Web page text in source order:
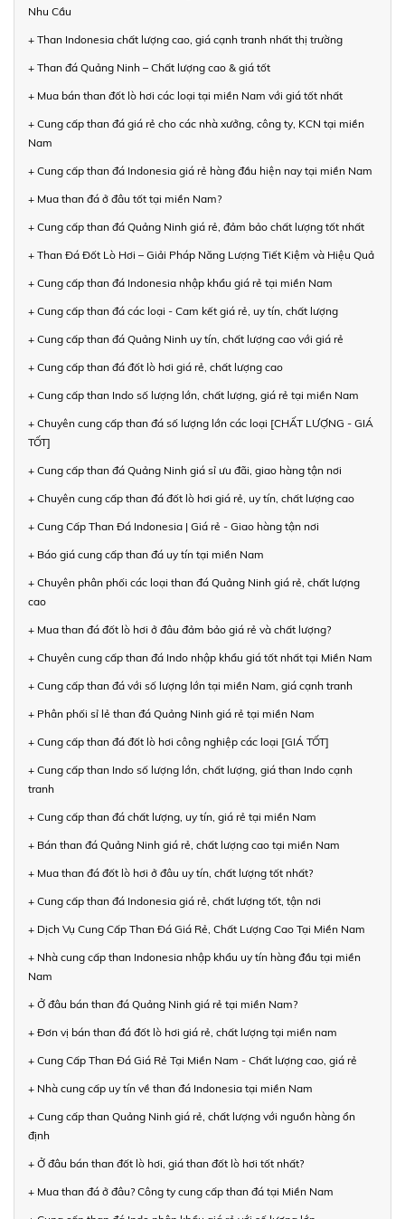
Nhu Cầu
+ Than Indonesia chất lượng cao, giá cạnh tranh nhất thị trường
+ Than đá Quảng Ninh – Chất lượng cao & giá tốt
+ Mua bán than đốt lò hơi các loại tại miền Nam với giá tốt nhất
+ Cung cấp than đá giá rẻ cho các nhà xưởng, công ty, KCN tại miền
Nam
+ Cung cấp than đá Indonesia giá rẻ hàng đầu hiện nay tại miền Nam
+ Mua than đá ở đâu tốt tại miền Nam?
+ Cung cấp than đá Quảng Ninh giá rẻ, đảm bảo chất lượng tốt nhất
+ Than Đá Đốt Lò Hơi – Giải Pháp Năng Lượng Tiết Kiệm và Hiệu Quả
+ Cung cấp than đá Indonesia nhập khẩu giá rẻ tại miền Nam
+ Cung cấp than đá các loại - Cam kết giá rẻ, uy tín, chất lượng
+ Cung cấp than đá Quảng Ninh uy tín, chất lượng cao với giá rẻ
+ Cung cấp than đá đốt lò hơi giá rẻ, chất lượng cao
+ Cung cấp than Indo số lượng lớn, chất lượng, giá rẻ tại miền Nam
+ Chuyên cung cấp than đá số lượng lớn các loại [CHẤT LƯỢNG - GIÁ
TỐT]
+ Cung cấp than đá Quảng Ninh giá sỉ ưu đãi, giao hàng tận nơi
+ Chuyên cung cấp than đá đốt lò hơi giá rẻ, uy tín, chất lượng cao
+ Cung Cấp Than Đá Indonesia | Giá rẻ - Giao hàng tận nơi
+ Báo giá cung cấp than đá uy tín tại miền Nam
+ Chuyên phân phối các loại than đá Quảng Ninh giá rẻ, chất lượng
cao
+ Mua than đá đốt lò hơi ở đâu đảm bảo giá rẻ và chất lượng?
+ Chuyên cung cấp than đá Indo nhập khẩu giá tốt nhất tại Miền Nam
+ Cung cấp than đá với số lượng lớn tại miền Nam, giá cạnh tranh
+ Phân phối sỉ lẻ than đá Quảng Ninh giá rẻ tại miền Nam
+ Cung cấp than đá đốt lò hơi công nghiệp các loại [GIÁ TỐT]
+ Cung cấp than Indo số lượng lớn, chất lượng, giá than Indo cạnh
tranh
+ Cung cấp than đá chất lượng, uy tín, giá rẻ tại miền Nam
+ Bán than đá Quảng Ninh giá rẻ, chất lượng cao tại miền Nam
+ Mua than đá đốt lò hơi ở đâu uy tín, chất lượng tốt nhất?
+ Cung cấp than đá Indonesia giá rẻ, chất lượng tốt, tận nơi
+ Dịch Vụ Cung Cấp Than Đá Giá Rẻ, Chất Lượng Cao Tại Miền Nam
+ Nhà cung cấp than Indonesia nhập khẩu uy tín hàng đầu tại miền
Nam
+ Ở đâu bán than đá Quảng Ninh giá rẻ tại miền Nam?
+ Đơn vị bán than đá đốt lò hơi giá rẻ, chất lượng tại miền nam
+ Cung Cấp Than Đá Giá Rẻ Tại Miền Nam - Chất lượng cao, giá rẻ
+ Nhà cung cấp uy tín về than đá Indonesia tại miền Nam
+ Cung cấp than Quảng Ninh giá rẻ, chất lượng với nguồn hàng ổn
định
+ Ở đâu bán than đốt lò hơi, giá than đốt lò hơi tốt nhất?
+ Mua than đá ở đâu? Công ty cung cấp than đá tại Miền Nam